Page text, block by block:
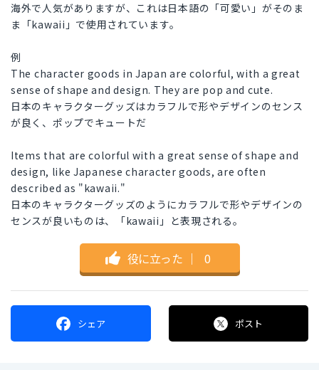
海外で人気がありますが、これは日本語の「可愛い」がそのま
ま「kawaii」で使用されています。
例
The character goods in Japan are colorful, with a great
sense of shape and design. They are pop and cute.
日本のキャラクターグッズはカラフルで形やデザインのセンス
が良く、ポップでキュートだ
Items that are colorful with a great sense of shape and
design, like Japanese character goods, are often
described as "kawaii."
日本のキャラクターグッズのようにカラフルで形やデザインの
センスが良いものは、「kawaii」と表現される。
役に立った ｜ 0
シェア ポスト